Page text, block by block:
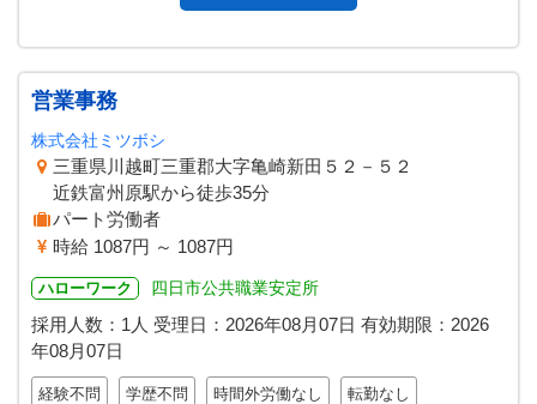
営業事務
株式会社ミツボシ
三重県川越町三重郡大字亀崎新田５２－５２
近鉄富州原駅から徒歩35分
パート労働者
時給 1087円 ～ 1087円
ハローワーク 四日市公共職業安定所
採用人数：1人 受理日： 2026年08月07日 有効期限： 2026
年08月07日
経験不問 学歴不問 時間外労働なし 転勤なし